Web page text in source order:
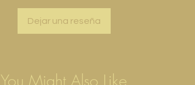
Dejar una reseña
You Might Also Like